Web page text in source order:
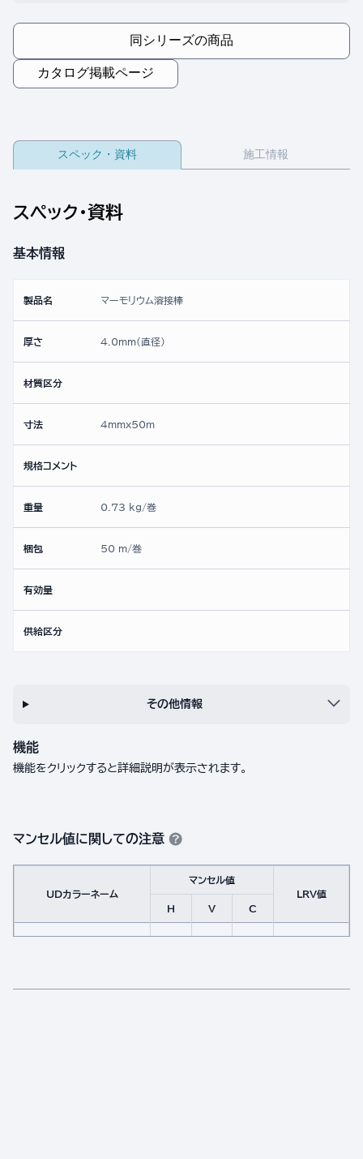
同シリーズの商品
カタログ掲載ページ
スペック・資料 施工情報
スペック・資料
基本情報
製品名 マーモリウム溶接棒
厚さ 4.0mm(直径)
材質区分
寸法 4mmx50ｍ
規格コメント
重量 0.73 kg/巻
梱包 50 m/巻
有効量
供給区分
その他情報
機能
機能をクリックすると詳細説明が表示されます。
マンセル値に関しての注意
UDカラーネーム
マンセル値
LRV値
H
V C